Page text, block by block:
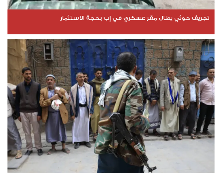
تجريف حوثي يطال مقر عسكري في إب بحجة الاستثمار